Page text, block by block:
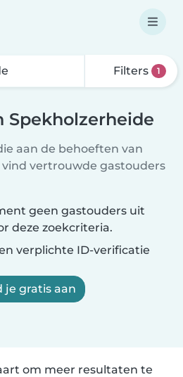
Filters 1
Spekholzerheide
aan de behoeften van
vertrouwde gastouders
geen gastouders uit
deze zoekcriteria.
verplichte ID-verificatie
je gratis aan
om meer resultaten te